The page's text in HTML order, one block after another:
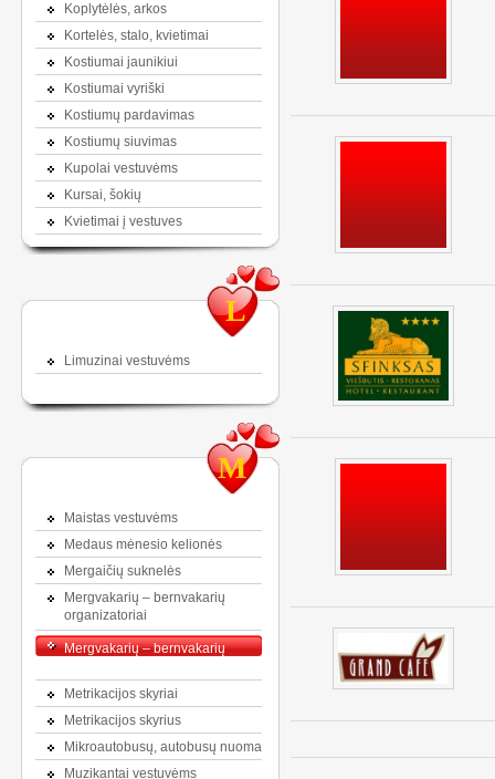
Koplytėlės, arkos
Kortelės, stalo, kvietimai
Kostiumai jaunikiui
Kostiumai vyriški
Kostiumų pardavimas
Kostiumų siuvimas
Kupolai vestuvėms
Kursai, šokių
Kvietimai į vestuves
L
Limuzinai vestuvėms
M
Maistas vestuvėms
Medaus mėnesio kelionės
Mergaičių suknelės
Mergvakarių – bernvakarių
organizatoriai
Mergvakarių – bernvakarių
Metrikacijos skyriai
Metrikacijos skyrius
Mikroautobusų, autobusų nuoma
Muzikantai vestuvėms